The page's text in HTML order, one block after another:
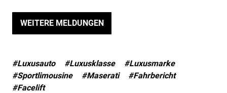
WEITERE MELDUNGEN
#Luxusauto #Luxusklasse
#Luxusmarke
#Sportlimousine
#Maserati
#Fahrbericht
#Facelift